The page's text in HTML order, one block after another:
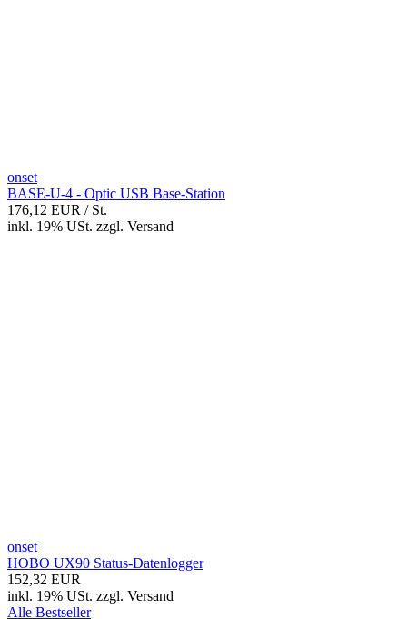
onset
BASE-U-4 - Optic USB Base-Station
176,12 EUR / St.
inkl. 19% USt. zzgl. Versand
onset
HOBO UX90 Status-Datenlogger
152,32 EUR
inkl. 19% USt. zzgl. Versand
Alle Bestseller